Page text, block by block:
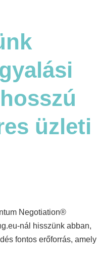
üzleti
Negotiation®
nál hisszünk abban,
fontos erőforrás, amely